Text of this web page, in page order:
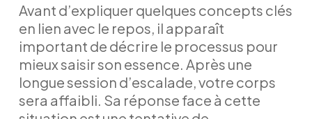
Avant d’expliquer quelques concepts clés
en lien avec le repos, il apparaît
important de décrire le processus pour
mieux saisir son essence. Après une
longue session d’escalade, votre corps
sera affaibli. Sa réponse face à cette